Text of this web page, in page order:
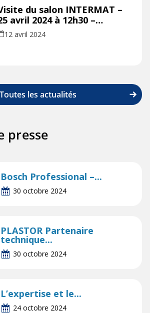
du salon INTERMAT –
avril 2024 à 12h30 –
complet à
12 avril 2024
Toutes les actualités
presse
Bosch Professional –...
30 octobre 2024
PLASTOR Partenaire
technique...
30 octobre 2024
L’expertise et le...
24 octobre 2024